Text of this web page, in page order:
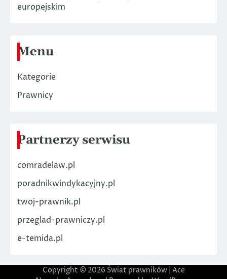
europejskim
Menu
Kategorie
Prawnicy
Partnerzy serwisu
comradelaw.pl
poradnikwindykacyjny.pl
twoj-prawnik.pl
przeglad-prawniczy.pl
e-temida.pl
Copyright © 2026 Świat prawników| Ace